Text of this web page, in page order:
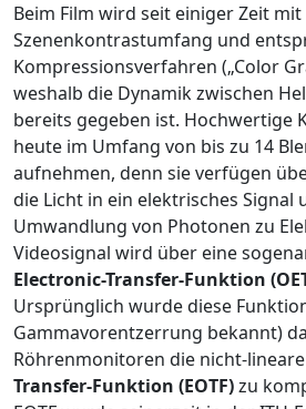
Beim Film wird seit einiger Zeit
Szenenkontrastumfang und
Kompressionsverfahren („Color
weshalb die Dynamik zwischen
bereits gegeben ist. Hochwertige
heute im Umfang von bis zu 14
aufnehmen, denn sie verfügen
die Licht in ein elektrisches Signal
Umwandlung von Photonen zu
Videosignal wird über eine
Electronic-Transfer-Funktion
Ursprünglich wurde diese
Gammavorentzerrung bekannt)
Röhrenmonitoren die nicht-lineare
Transfer-Funktion (EOTF)zu